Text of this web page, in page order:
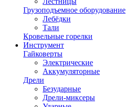
Грузоподъемное оборудование
Лебёдки
Тали
Кровельные горелки
Инструмент
Гайковерты
Электрические
Аккумуляторные
Дрели
Безударные
Дрели-миксеры